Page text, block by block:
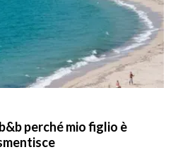
perché mio figlio è